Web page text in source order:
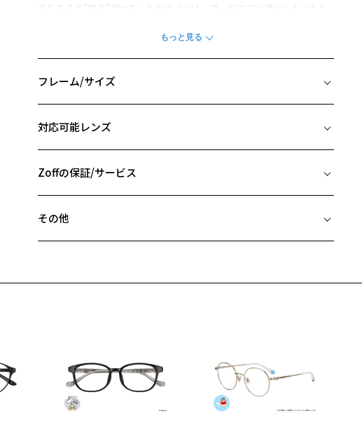
きりまるの”好き”がつまったデザインは、コーデのワンポイントにもお
メガネ・サングラスファッションを一緒に楽しもう♪
メガネ初心者でも、こなれ感を演出してくれるメガネ。
細フレームで挑戦しやすく、丸みのあるシェイプで優しい印象に。
Details Point
うねうねパーツはきりまるさんのアイデア。テンプルエンドのデザイン
【付属品】オリジナルケース＆メガネ拭き付き
ケースとメガネ拭き付き。
ャンネル登録者100万人超、SNS総フォロワー250万人以上。ファッショ
※柄や色味の出方に個体差があり、画像と異なる場合がございます。
フレーム/サイズ
B ブリッジ(鼻部分)の横幅：22mm
お持ちのZoffメガネサイズを確認するには？
対応可能レンズ
フレームとレンズの合計料金を知りたい方へ
Zoffの保証/サービス
安心2 視力測定無料
視力の変化を早めに発見するために、定期的な視力測定をおす
すめいたします。
その他
＜メガネの度数情報がわからない方へ＞
オンラインストアでフレームのみ購入して、